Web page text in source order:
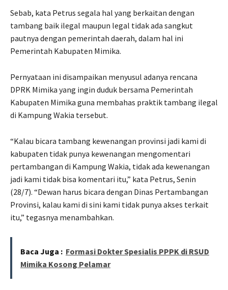
Sebab, kata Petrus segala hal yang berkaitan dengan
tambang baik ilegal maupun legal tidak ada sangkut
pautnya dengan pemerintah daerah, dalam hal ini
Pemerintah Kabupaten Mimika.
Pernyataan ini disampaikan menyusul adanya rencana
DPRK Mimika yang ingin duduk bersama Pemerintah
Kabupaten Mimika guna membahas praktik tambang ilegal
di Kampung Wakia tersebut.
“Kalau bicara tambang kewenangan provinsi jadi kami di
kabupaten tidak punya kewenangan mengomentari
pertambangan di Kampung Wakia, tidak ada kewenangan
jadi kami tidak bisa komentari itu,” kata Petrus, Senin
(28/7). “Dewan harus bicara dengan Dinas Pertambangan
Provinsi, kalau kami di sini kami tidak punya akses terkait
itu,” tegasnya menambahkan.
Baca Juga : Formasi Dokter Spesialis PPPK di RSUD
Mimika Kosong Pelamar